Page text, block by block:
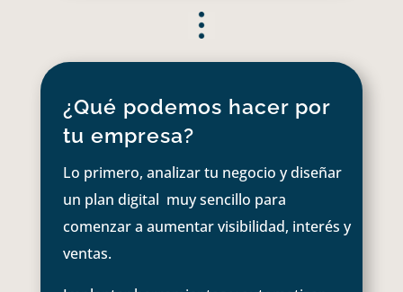
¿Qué podemos hacer por
tu empresa?
Lo primero, analizar tu negocio y diseñar
un plan digital muy sencillo para
comenzar a aumentar visibilidad, interés y
ventas.